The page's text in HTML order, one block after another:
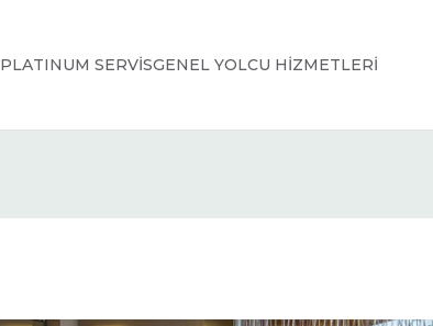
PLATINUM SERVİSGENEL YOLCU HİZMETLERİ